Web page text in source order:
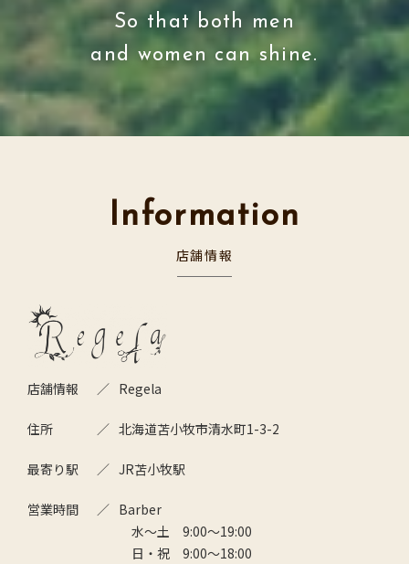
So that both men
and women can shine.
Information
店舗情報
店舗情報 Regela
住所 北海道苫小牧市清水町1-3-2
最寄り駅 JR苫小牧駅
営業時間
Barber
水～土 9:00～19:00
日・祝 9:00～18:00